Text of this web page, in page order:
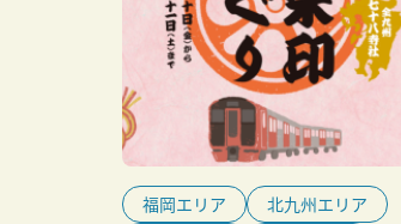
福岡エリア
北九州エリア